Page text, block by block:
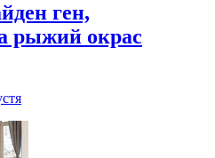
ген,
рыжий окрас